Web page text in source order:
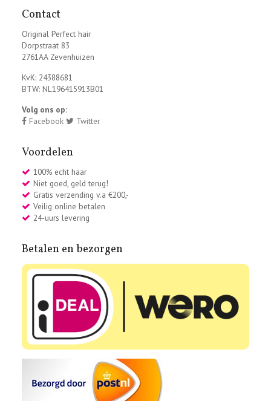
Contact
Original Perfect hair
Dorpstraat 83
2761AA Zevenhuizen
KvK: 24388681
BTW: NL196415913B01
Volg ons op:
Facebook
Twitter
Voordelen
100% echt haar
Niet goed, geld terug!
Gratis verzending v.a €200,-
Veilig online betalen
24-uurs levering
Betalen en bezorgen